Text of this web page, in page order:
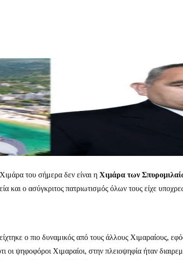
του σήμερα δεν είναι ηΧιμάρα των
και ο ασύγκριτος πατριωτισμός όλων τους είχε
ο πιο δυναμικός από τους άλλους Χιμαραίους,
ψηφοφόροι Χιμαραίοι, στην πλειοψηφία ήταν